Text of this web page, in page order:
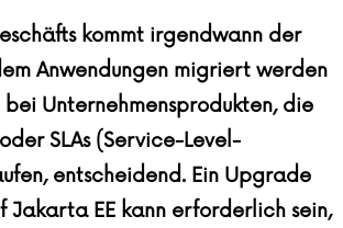
kommt irgendwann der
Anwendungen migriert werden
bei Unternehmensprodukten, die
SLAs (Service-Level-
entscheidend. Ein Upgrade
Jakarta EE kann erforderlich sein,